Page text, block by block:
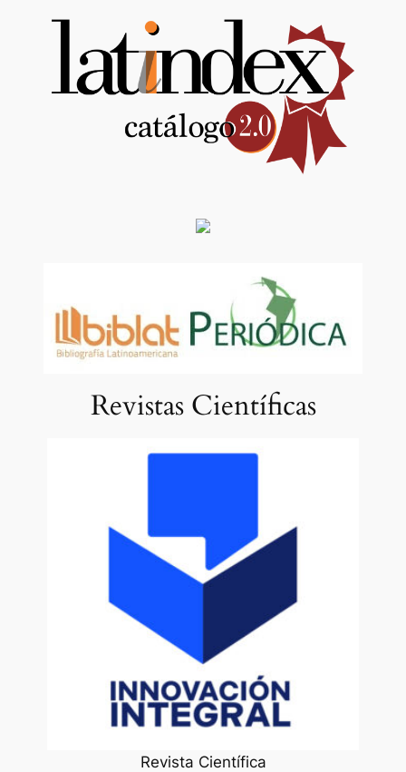
Revistas Científicas
Revista Científica